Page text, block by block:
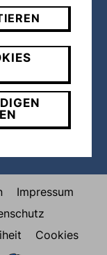
Impressum
Cookies